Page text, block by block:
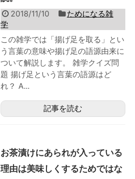
2018/11/10
ためになる雑
学
この雑学では「揚げ足を取る」とい
う言葉の意味や揚げ足の語源由来に
ついて解説します。 雑学クイズ問
題 揚げ足という言葉の語源はど
れ？ A...
記事を読む
お茶漬けにあられが入っている
理由は美味しくするためではな